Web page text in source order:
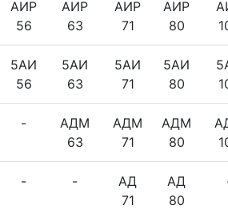
АИР
56
АИР
63
АИР
71
АИР
80
5АИ
56
5АИ
63
5АИ
71
5АИ
80
-
АДМ
63
АДМ
71
АДМ
80
- -
АД
71
АД
80